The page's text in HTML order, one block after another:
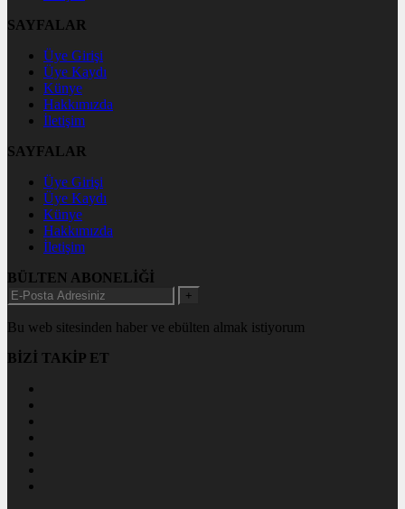
SAYFALAR
Üye Girişi
Üye Kaydı
Künye
Hakkımızda
İletişim
SAYFALAR
Üye Girişi
Üye Kaydı
Künye
Hakkımızda
İletişim
BÜLTEN ABONELİĞİ
+
Bu web sitesinden haber ve ebülten almak istiyorum
BİZİ TAKİP ET